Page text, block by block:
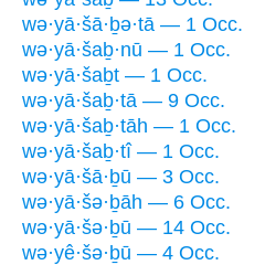
wə·yā·šā·ḇə·tā — 1 Occ.
wə·yā·šaḇ·nū — 1 Occ.
wə·yā·šaḇt — 1 Occ.
wə·yā·šaḇ·tā — 9 Occ.
wə·yā·šaḇ·tāh — 1 Occ.
wə·yā·šaḇ·tî — 1 Occ.
wə·yā·šā·ḇū — 3 Occ.
wə·yā·šə·ḇāh — 6 Occ.
wə·yā·šə·ḇū — 14 Occ.
wə·yê·šə·ḇū — 4 Occ.